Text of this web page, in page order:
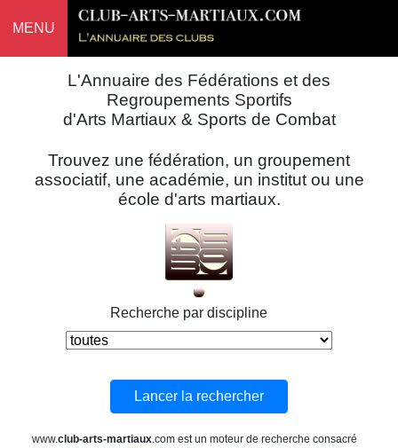
MENU
L'Annuaire des Fédérations et des
Regroupements Sportifs
d'Arts Martiaux & Sports de Combat
Trouvez une fédération, un groupement
associatif, une académie, un institut ou une
école d'arts martiaux.
Recherche par discipline
www.club-arts-martiaux.com est un moteur de recherche consacré